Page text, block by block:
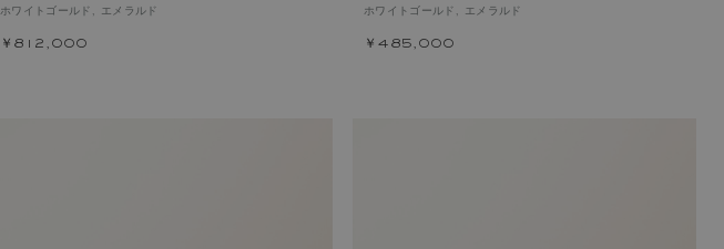
ホワイトゴールド, エメラルド
￥812,000
ホワイトゴールド, エメラルド
￥485,000